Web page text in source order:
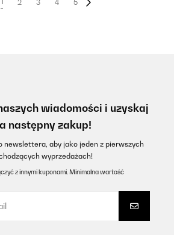
2 3 4 5
wiadomości i uzyskaj
następny zakup!
newslettera, aby jako jeden z pierwszych
wyprzedażach!
z innymi kuponami. Minimalna wartość